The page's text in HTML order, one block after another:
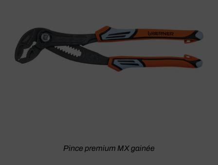
Pince premium MX gainée